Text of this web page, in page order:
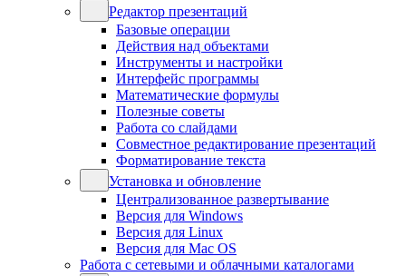
Редактор презентаций
Базовые операции
Действия над объектами
Инструменты и настройки
Интерфейс программы
Математические формулы
Полезные советы
Работа со слайдами
Совместное редактирование презентаций
Форматирование текста
Установка и обновление
Централизованное развертывание
Версия для Windows
Версия для Linux
Версия для Mac OS
Работа с сетевыми и облачными каталогами